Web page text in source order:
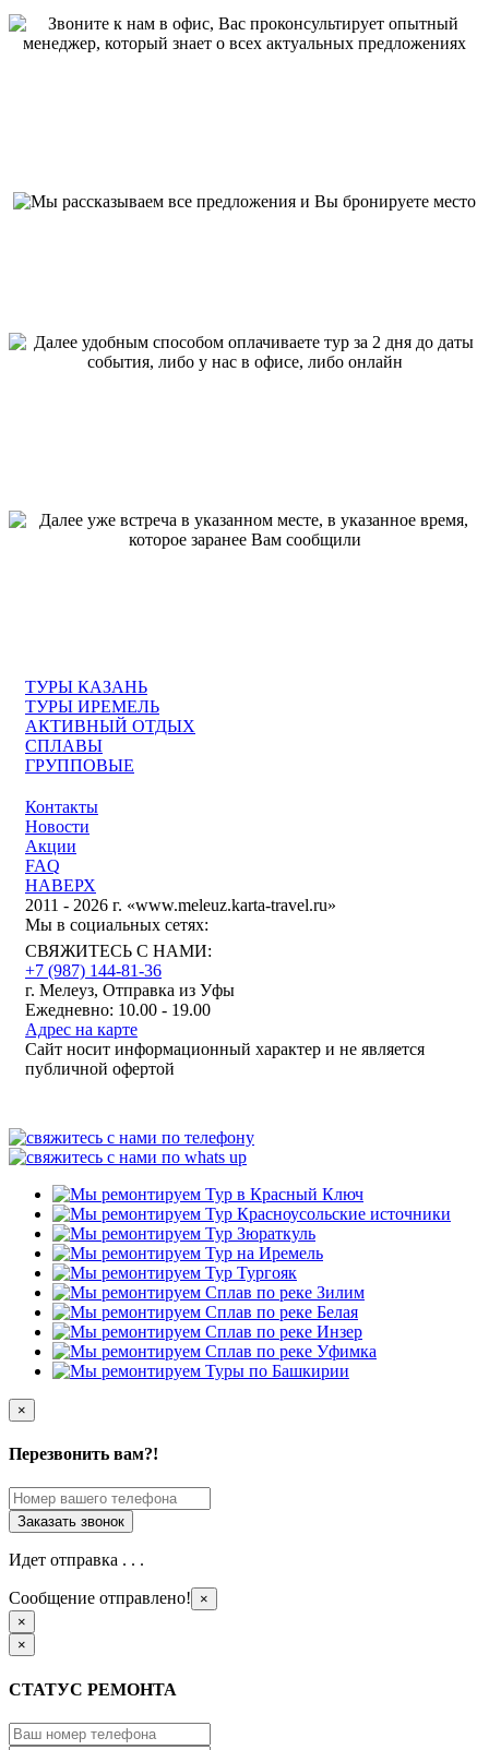
Контакты
Новости
Акции
FAQ
НАВЕРХ
2011 - 2026 г. «www.meleuz.karta-travel.ru»
ТУРЫ КАЗАНЬ
ТУРЫ ИРЕМЕЛЬ
АКТИВНЫЙ ОТДЫХ
СПЛАВЫ
ГРУППОВЫЕ
Мы в социальных сетях:
СВЯЖИТЕСЬ С НАМИ:
+7 (987) 144-81-36
г. Мелеуз, Отправка из Уфы
Ежедневно: 10.00 - 19.00
Адрес на карте
Сайт носит информационный характер и не является
публичной офертой
×
Перезвонить вам?!
Идет отправка . . .
Сообщение отправлено!
×
×
×
СТАТУС РЕМОНТА